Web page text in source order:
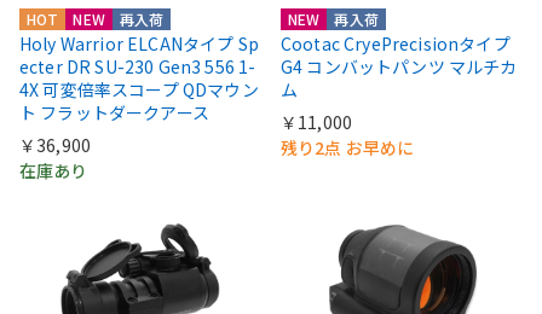
HOT NEW 再入荷
Holy Warrior ELCANタイプ Sp
ecter DR SU-230 Gen3 556 1-
4X 可変倍率スコープ QDマウン
ト フラットダークアース
￥36,900
在庫あり
NEW 再入荷
Cootac CryePrecisionタイプ
G4 コンバットパンツ マルチカ
ム
￥11,000
残り2点 お早めに